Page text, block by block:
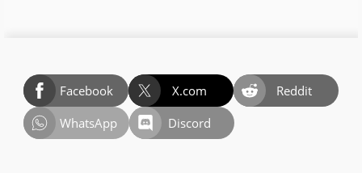
Facebook X.com
Reddit
WhatsApp
Discord